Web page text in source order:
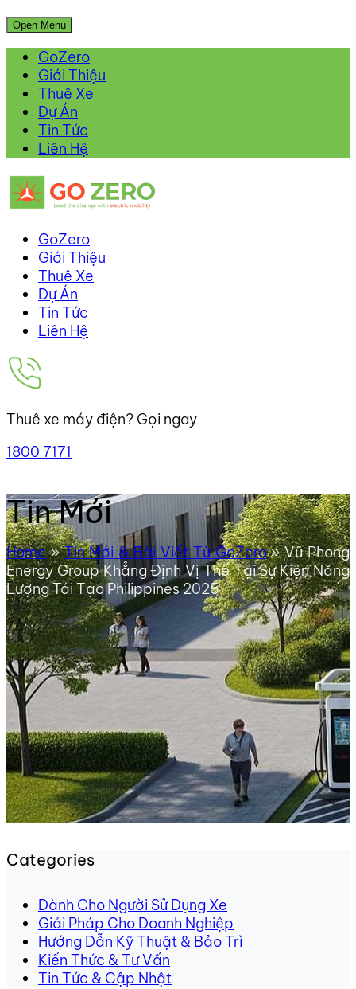
Open Menu
GoZero
Giới Thiệu
Thuê Xe
Dự Án
Tin Tức
Liên Hệ
GoZero
Giới Thiệu
Thuê Xe
Dự Án
Tin Tức
Liên Hệ
Thuê xe máy điện? Gọi ngay
1800 7171
Tin Mới
Home»Tin Mới & Bài Viết Từ GoZero»Vũ Phong
Energy Group Khẳng Định Vị Thế Tại Sự Kiện Năng
Lượng Tái Tạo Philippines 2025
Categories
Dành Cho Người Sử Dụng Xe
Giải Pháp Cho Doanh Nghiệp
Hướng Dẫn Kỹ Thuật & Bảo Trì
Kiến Thức & Tư Vấn
Tin Tức & Cập Nhật